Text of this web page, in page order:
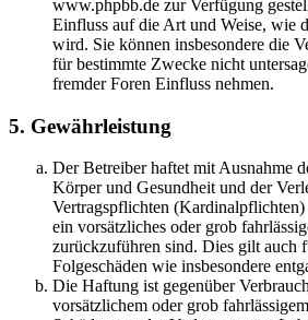
www.phpbb.de zur Verfügung
Einfluss auf die Art und Weise, wie
wird. Sie können insbesondere die
für bestimmte Zwecke nicht
fremder Foren Einfluss nehmen.
5. Gewährleistung
Der Betreiber haftet mit Ausnahme
Körper und Gesundheit und der
Vertragspflichten
ein vorsätzliches oder grob
zurückzuführen sind. Dies gilt auch
Folgeschäden wie insbesondere
Die Haftung ist gegenüber
vorsätzlichem oder grob